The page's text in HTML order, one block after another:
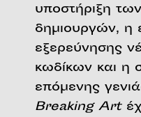
υποστήριξη
δημιουργών, η
εξερεύνησης
κωδίκων και η
επόμενης
Breaking Art